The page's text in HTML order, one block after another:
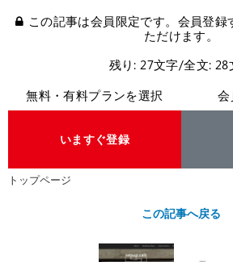
この記事は会員限定です。会員登
ただけます。
残り: 27文字/全文: 28
無料・有料プランを選択
いますぐ登録
会
トップページ
この記事へ戻る